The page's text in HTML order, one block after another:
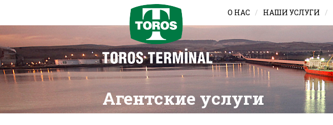
О НАС НАШИ УСЛУГИ
Агентские услуги